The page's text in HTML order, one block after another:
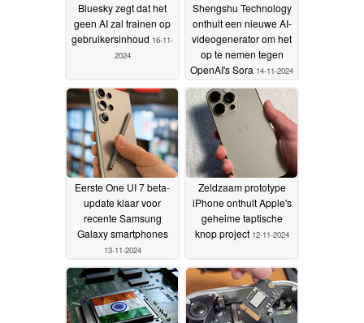
Bluesky zegt dat het
geen AI zal trainen op
gebruikersinhoud 16-11-
2024
Shengshu Technology
onthult een nieuwe AI-
videogenerator om het
op te nemen tegen
OpenAI's Sora 14-11-2024
Eerste One UI 7 beta-
update klaar voor
recente Samsung
Galaxy smartphones
13-11-2024
Zeldzaam prototype
iPhone onthult Apple's
geheime taptische
knop project 12-11-2024